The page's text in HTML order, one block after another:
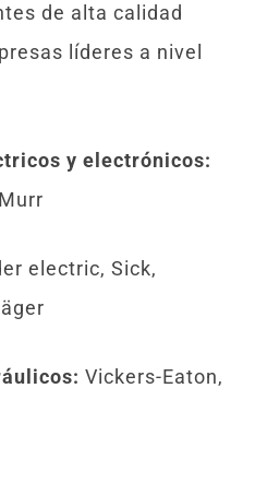
de alta calidad
líderes a nivel
y electrónicos:
electric, Sick,
Vickers-Eaton,